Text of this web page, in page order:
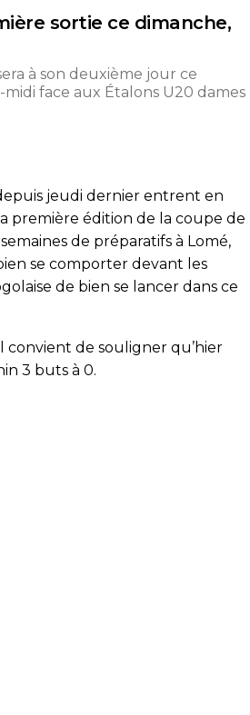
sortie ce dimanche,
à son deuxième jour ce
face aux Étalons U20 dames
jeudi dernier entrent en
première édition de la coupe de
de préparatifs à Lomé,
se comporter devant les
de bien se lancer dans ce
convient de souligner qu’hier
3 buts à 0.